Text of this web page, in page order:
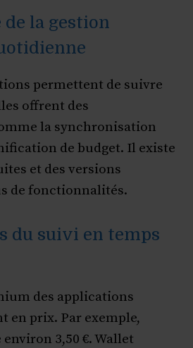
de la gestion
permettent de suivre
offrent des
la synchronisation
de budget. Il existe
et des versions
de fonctionnalités.
du suivi en temps
des applications
en prix. Par exemple,
3,50 €. Wallet